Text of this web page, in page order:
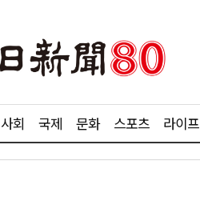
사회 국제 문화 스포츠 라이프